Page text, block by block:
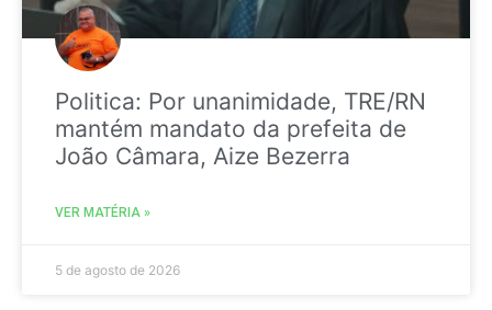
Politica: Por unanimidade, TRE/RN
mantém mandato da prefeita de
João Câmara, Aize Bezerra
VER MATÉRIA »
5 de agosto de 2026